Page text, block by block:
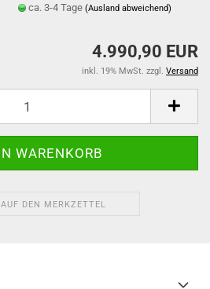
ca. 3-4 Tage(Ausland abweichend)
4.990,90 EUR
inkl. 19% MwSt. zzgl. Versand
AUF DEN MERKZETTEL